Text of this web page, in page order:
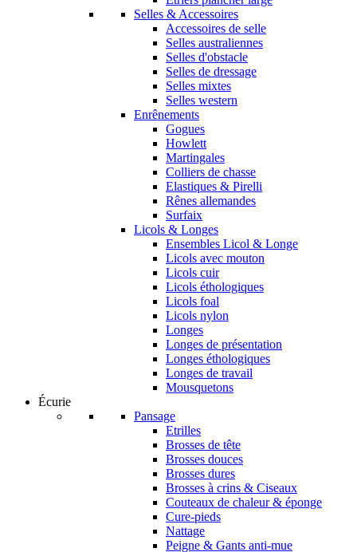
Selles & Accessoires
Accessoires de selle
Selles australiennes
Selles d'obstacle
Selles de dressage
Selles mixtes
Selles western
Enrênements
Gogues
Howlett
Martingales
Colliers de chasse
Elastiques & Pirelli
Rênes allemandes
Surfaix
Licols & Longes
Ensembles Licol & Longe
Licols avec mouton
Licols cuir
Licols éthologiques
Licols foal
Licols nylon
Longes
Longes de présentation
Longes éthologiques
Longes de travail
Mousquetons
Écurie
Pansage
Etrilles
Brosses de tête
Brosses douces
Brosses dures
Brosses à crins & Ciseaux
Couteaux de chaleur & éponge
Cure-pieds
Nattage
Peigne & Gants anti-mue